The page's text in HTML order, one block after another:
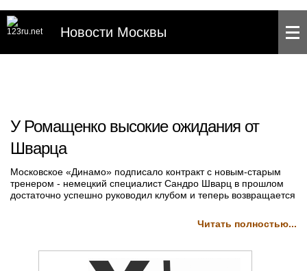
Новости Москвы
У Ромащенко высокие ожидания от
Шварца
Московское «Динамо» подписало контракт с новым-старым
тренером - немецкий специалист Сандро Шварц в прошлом
достаточно успешно руководил клубом и теперь возвращается
Читать полностью...